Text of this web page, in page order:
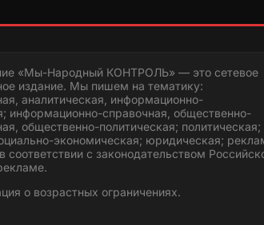
«Мы-Народный КОНТРОЛЬ» — это сетевое
издание. Мы пишем на тематику:
аналитическая, информационно-
информационно-справочная, общественно-
общественно-политическая; политическая;
экономическая; юридическая;
соответствии с законодательством
о возрастных ограничениях.